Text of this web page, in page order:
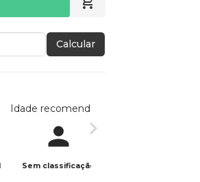
Calcular
Idade recomendada
Sem classificação